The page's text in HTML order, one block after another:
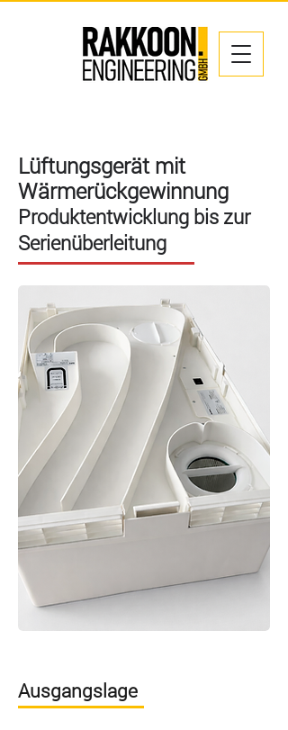
Lüftungsgerät mit
Wärmerückgewinnung
Produktentwicklung bis zur
Serienüberleitung
Ausgangslage